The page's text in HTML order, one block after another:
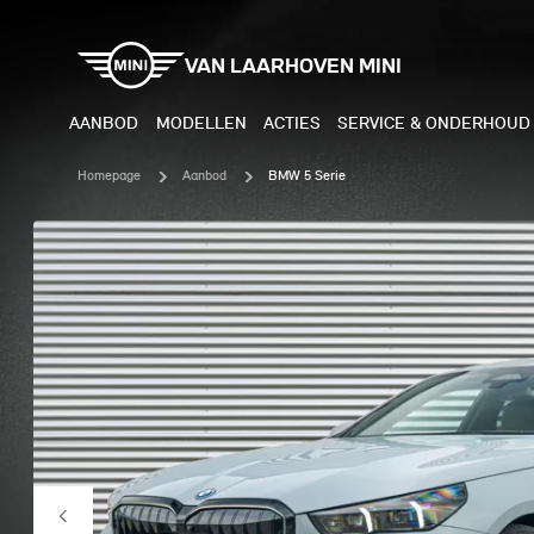
VAN LAARHOVEN MINI
AANBOD MODELLEN
ELEKTRISCH
MINI COOPER ELECTRIC
MINI ACEMAN ELECTRIC
MINI COUNTRYMAN ELECTRIC
JOHN COOPER WORKS
ELECTRIC
MINI
MINI
MINI
ACTIES SERVICE & ONDERHOUD
Homepage Aanbod BMW 5 Serie